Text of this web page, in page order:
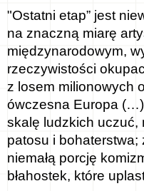
"Ostatni etap” jest
na znaczną miarę
międzynarodowym,
rzeczywistości
z losem milionowych
ówczesna Europa
skalę ludzkich uczuć,
patosu i
niemałą porcję
błahostek, które